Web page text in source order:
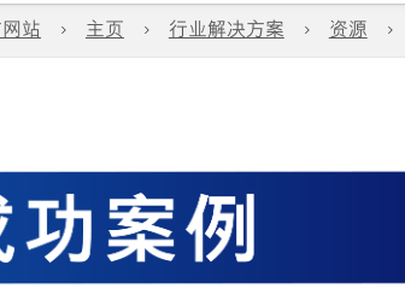
站 主页 行业解决方案 资源